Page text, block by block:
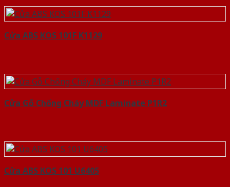
Cửa ABS KOS 101F K1129
Cửa Gỗ Chống Cháy MDF Laminate P1R2
Cửa ABS KOS 101 U6405